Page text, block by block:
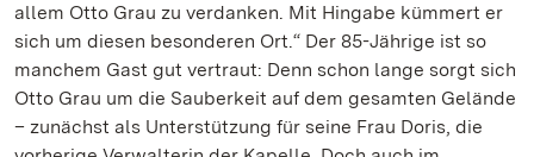
allem Otto Grau zu verdanken. Mit Hingabe kümmert er
sich um diesen besonderen Ort.“ Der 85-Jährige ist so
manchem Gast gut vertraut: Denn schon lange sorgt sich
Otto Grau um die Sauberkeit auf dem gesamten Gelände
– zunächst als Unterstützung für seine Frau Doris, die